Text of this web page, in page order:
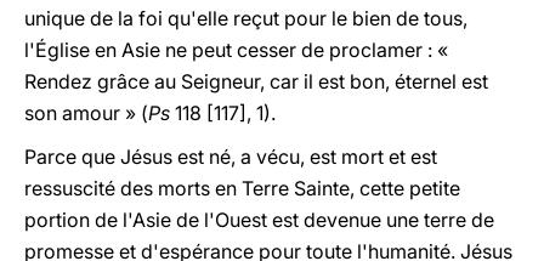
unique de la foi qu'elle reçut pour le bien de tous,
l'Église en Asie ne peut cesser de proclamer : «
Rendez grâce au Seigneur, car il est bon, éternel est
son amour » (Ps 118 [117], 1).
Parce que Jésus est né, a vécu, est mort et est
ressuscité des morts en Terre Sainte, cette petite
portion de l'Asie de l'Ouest est devenue une terre de
promesse et d'espérance pour toute l'humanité. Jésus